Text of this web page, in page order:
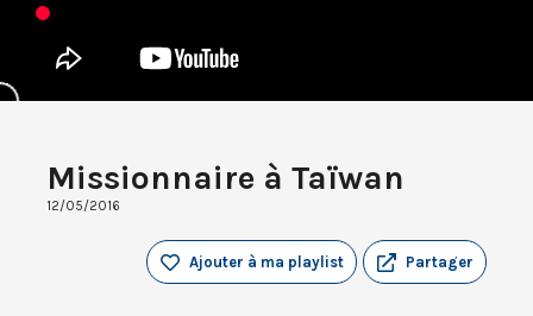
Missionnaire à Taïwan
12/05/2016
Partager
Ajouter à ma playlist